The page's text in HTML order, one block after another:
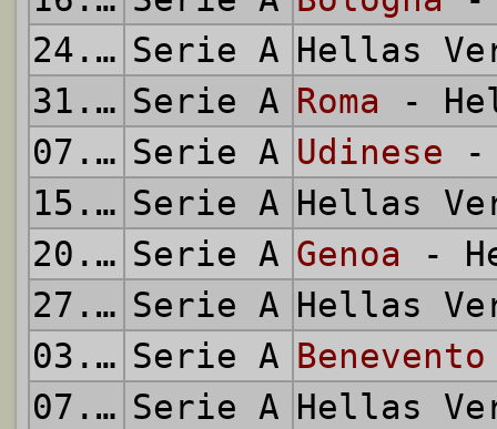
24.01.2021 Serie A Hellas
31.01.2021 Serie A Roma -
07.02.2021 Serie A Udinese -
15.02.2021 Serie A Hellas
20.02.2021 Serie A Genoa -
27.02.2021 Serie A Hellas
03.03.2021 Serie A Benevento
07.03.2021 Serie A Hellas